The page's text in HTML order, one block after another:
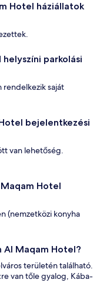
Hotel háziállatok
parkolási
rendelkezik saját
bejelentkezési
van lehetőség.
Hotel
(nemzetközi konyha
Al Maqam Hotel?
területén található.
van tőle gyalog, Kába-